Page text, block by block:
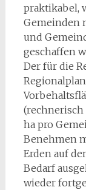
praktikabel,
Gemeinden
und
geschaffen
Der für die
(rechnerisch
ha pro
Benehmen
Erden auf
Bedarf
wieder